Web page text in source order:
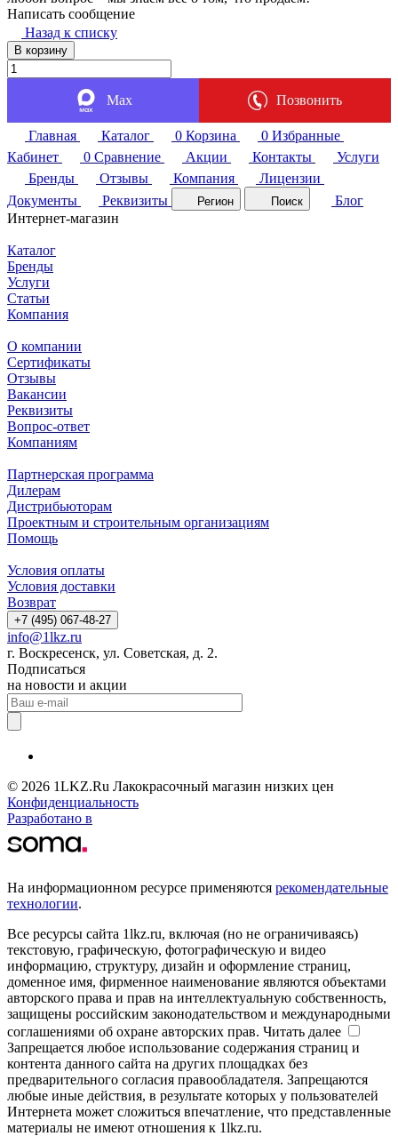
Написать сообщение
Назад к списку
В корзину
Max Позвонить
Главная Каталог 0 Корзина 0 Избранные
Кабинет
0 Сравнение Акции Контакты
Услуги
Бренды
Отзывы Компания
Лицензии
Документы
Реквизиты Регион Поиск
Блог
Интернет-магазин
Каталог
Бренды
Услуги
Статьи
Компания
О компании
Сертификаты
Отзывы
Вакансии
Реквизиты
Вопрос-ответ
Компаниям
Партнерская программа
Дилерам
Дистрибьюторам
Проектным и строительным организациям
Помощь
Условия оплаты
Условия доставки
Возврат
+7 (495) 067-48-27
info@1lkz.ru
г. Воскресенск, ул. Советская, д. 2.
Подписаться
на новости и акции
© 2026 1LKZ.Ru Лакокрасочный магазин низких цен
Конфиденциальность
Разработано в
На информационном ресурсе применяются рекомендательные
технологии.
Все ресурсы сайта 1lkz.ru, включая (но не ограничиваясь)
текстовую, графическую, фотографическую и видео
информацию, структуру, дизайн и оформление страниц,
доменное имя, фирменное наименование являются объектами
авторского права и прав на интеллектуальную собственность,
защищены российским законодательством и международными
соглашениями об охране авторских прав. Читать далее
Запрещается любое использование содержания страниц и
контента данного сайта на других площадках без
предварительного согласия правообладателя. Запрещаются
любые иные действия, в результате которых у пользователей
Интернета может сложиться впечатление, что представленные
материалы не имеют отношения к 1lkz.ru.